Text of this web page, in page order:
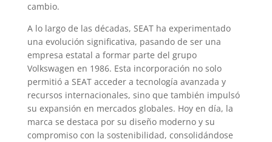
cambio.
A lo largo de las décadas, SEAT ha experimentado
una evolución significativa, pasando de ser una
empresa estatal a formar parte del grupo
Volkswagen en 1986. Esta incorporación no solo
permitió a SEAT acceder a tecnología avanzada y
recursos internacionales, sino que también impulsó
su expansión en mercados globales. Hoy en día, la
marca se destaca por su diseño moderno y su
compromiso con la sostenibilidad, consolidándose